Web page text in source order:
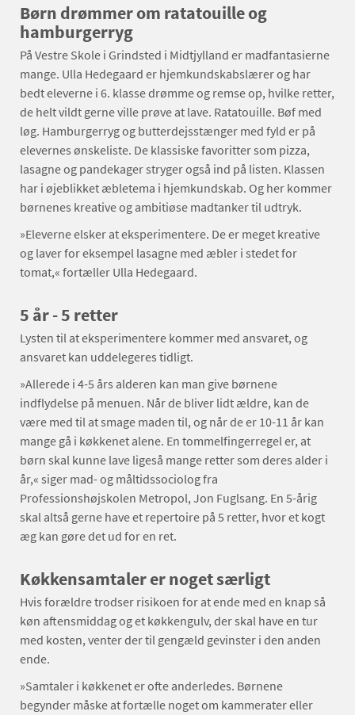
Børn drømmer om ratatouille og
hamburgerryg
På Vestre Skole i Grindsted i Midtjylland er madfantasierne
mange. Ulla Hedegaard er hjemkundskabslærer og har
bedt eleverne i 6. klasse drømme og remse op, hvilke retter,
de helt vildt gerne ville prøve at lave. Ratatouille. Bøf med
løg. Hamburgerryg og butterdejsstænger med fyld er på
elevernes ønskeliste. De klassiske favoritter som pizza,
lasagne og pandekager stryger også ind på listen. Klassen
har i øjeblikket æbletema i hjemkundskab. Og her kommer
børnenes kreative og ambitiøse madtanker til udtryk.
»Eleverne elsker at eksperimentere. De er meget kreative
og laver for eksempel lasagne med æbler i stedet for
tomat,« fortæller Ulla Hedegaard.
5 år - 5 retter
Lysten til at eksperimentere kommer med ansvaret, og
ansvaret kan uddelegeres tidligt.
»Allerede i 4-5 års alderen kan man give børnene
indflydelse på menuen. Når de bliver lidt ældre, kan de
være med til at smage maden til, og når de er 10-11 år kan
mange gå i køkkenet alene. En tommelfingerregel er, at
børn skal kunne lave ligeså mange retter som deres alder i
år,« siger mad- og måltidssociolog fra
Professionshøjskolen Metropol, Jon Fuglsang. En 5-årig
skal altså gerne have et repertoire på 5 retter, hvor et kogt
æg kan gøre det ud for en ret.
Køkkensamtaler er noget særligt
Hvis forældre trodser risikoen for at ende med en knap så
køn aftensmiddag og et køkkengulv, der skal have en tur
med kosten, venter der til gengæld gevinster i den anden
ende.
»Samtaler i køkkenet er ofte anderledes. Børnene
begynder måske at fortælle noget om kammerater eller